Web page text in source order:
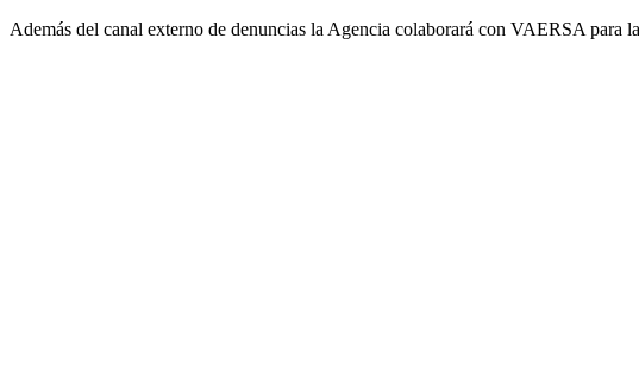
Además del canal externo de denuncias la Agencia colaborará con VAERSA para